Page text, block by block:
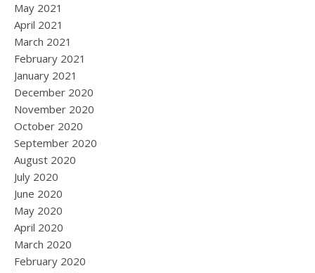
May 2021
April 2021
March 2021
February 2021
January 2021
December 2020
November 2020
October 2020
September 2020
August 2020
July 2020
June 2020
May 2020
April 2020
March 2020
February 2020